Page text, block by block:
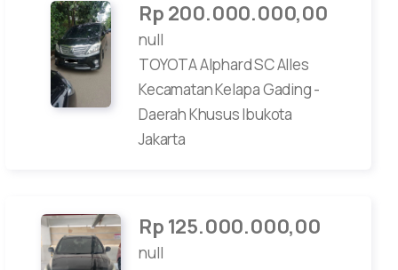
Rp 200.000.000,00
null
TOYOTAAlphardSC Alles
Kecamatan Kelapa Gading-
Daerah Khusus Ibukota
Jakarta
Rp 125.000.000,00
null